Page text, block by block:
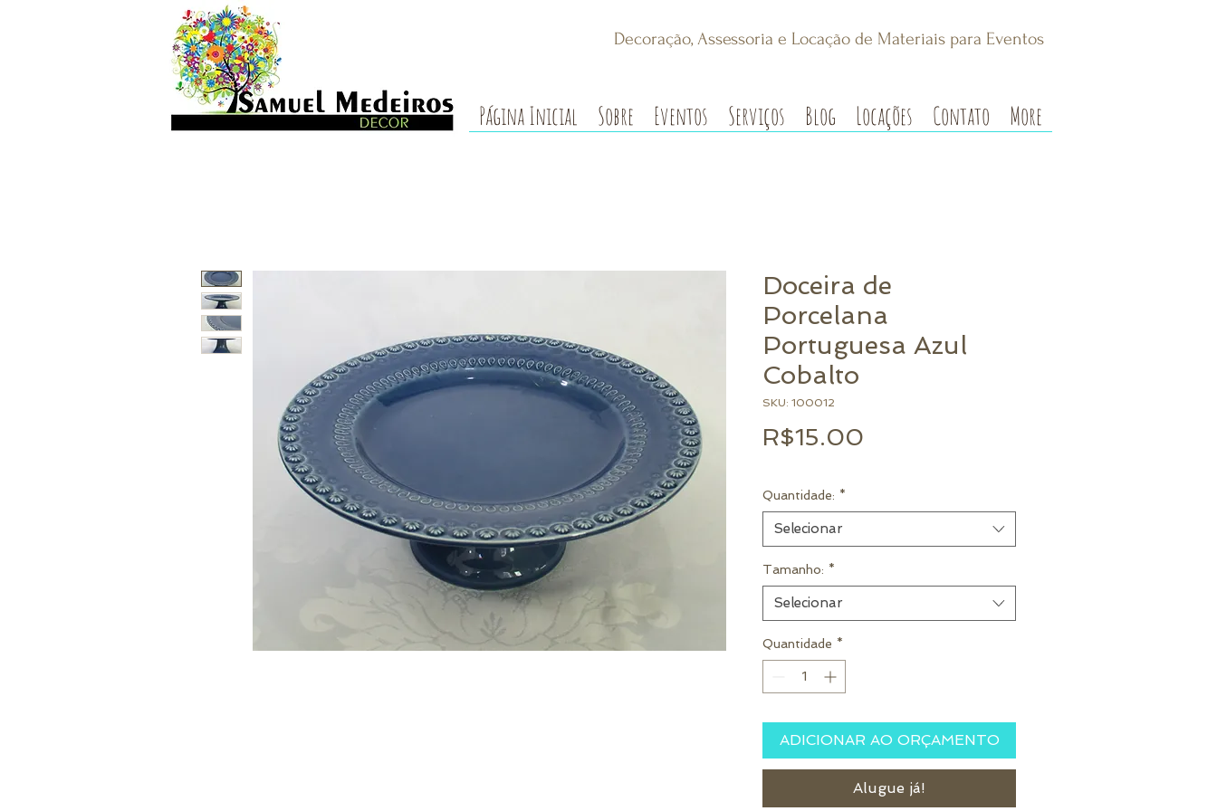
Decoração, Assessoria e Locação de Materiais para Eventos
Página Inicial Sobre Eventos Serviços Blog Locações Contato More
Doceira de
Porcelana
Portuguesa Azul
Cobalto
SKU: 100012
R$15.00
Quantidade: *
Selecionar
Tamanho: *
Selecionar
Quantidade *
ADICIONAR AO ORÇAMENTO
Alugue já!